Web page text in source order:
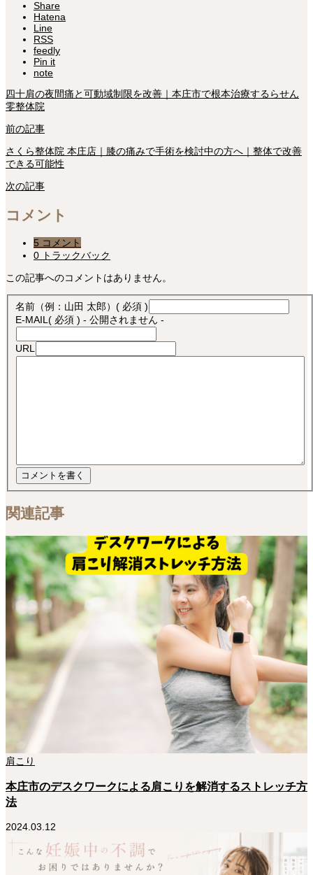
Share
Hatena
Line
RSS
feedly
Pin it
note
四十肩の夜間痛と可動域制限を改善｜本庄市で根本治療するらせん
零整体院
前の記事
さくら整体院 本庄店｜膝の痛みで手術を検討中の方へ｜整体で改善
できる可能性
次の記事
コメント
5 コメント
0 トラックバック
この記事へのコメントはありません。
名前（例：山田 太郎）( 必須 )
E-MAIL( 必須 ) - 公開されません -
URL
関連記事
肩こり
本庄市のデスクワークによる肩こりを解消するストレッチ方
法
2024.03.12